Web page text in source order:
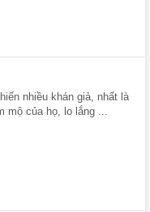
nhiều khán giả, nhất là
mộ của họ, lo lắng ...